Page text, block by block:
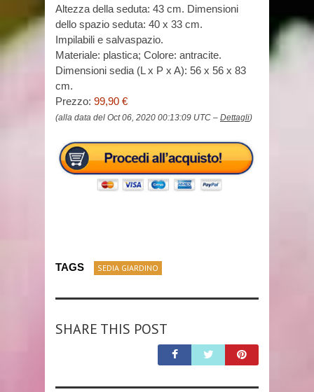
Altezza della seduta: 43 cm. Dimensioni
dello spazio seduta: 40 x 33 cm.
Impilabili e salvaspazio.
Materiale: plastica; Colore: antracite.
Dimensioni sedia (L x P x A): 56 x 56 x 83
cm.
Prezzo: 99,90 €
(alla data del Oct 06, 2020 00:13:09 UTC – Dettagli)
TAGS SEDIA GIARDINO
SHARE THIS POST